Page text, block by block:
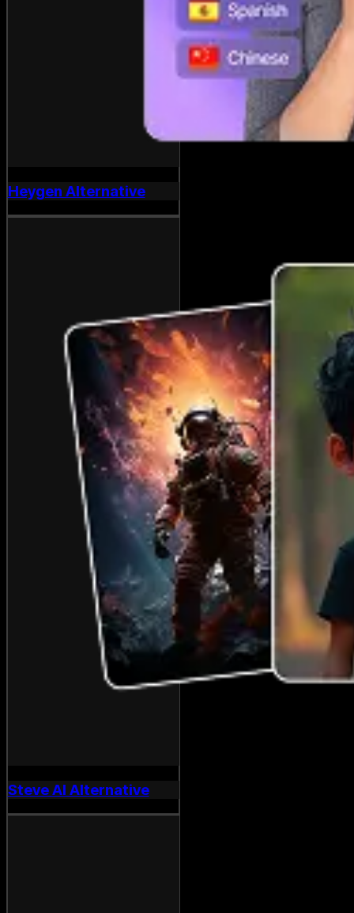
Heygen Alternative
Steve AI Alternative